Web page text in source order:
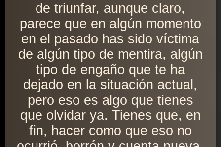
de triunfar, aunque claro,
parece que en algún momento
en el pasado has sido víctima
de algún tipo de mentira, algún
tipo de engaño que te ha
dejado en la situación actual,
pero eso es algo que tienes
que olvidar ya. Tienes que, en
fin, hacer como que eso no